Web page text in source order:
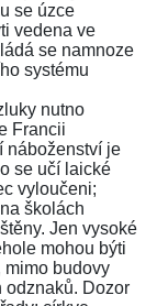
se úzce
vedena ve
se namnoze
systému
nutno
Francii
náboženství je
se učí laické
vyloučeni;
školách
Jen vysoké
mohou býti
mimo budovy
odznaků. Dozor